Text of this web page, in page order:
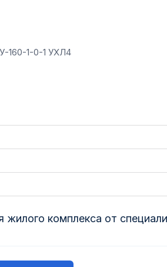
160-1-0-1 УХЛ4
жилого комплекса от